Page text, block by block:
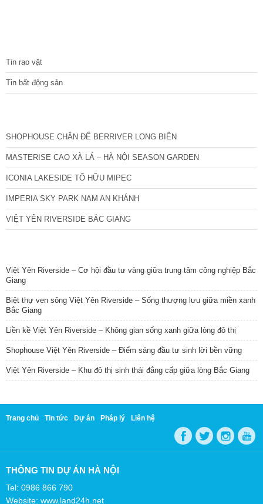
Tin rao vặt
Tin bất động sản
SHOPHOUSE CHÂN ĐẾ BERRIVER LONG BIÊN
MASTERISE CAO XÀ LÁ – HÀ NỘI SEASON GARDEN
ICONIA LAKESIDE TỐ HỮU MIPEC
IMPERIA SKY PARK NAM AN KHÁNH
VIỆT YÊN RIVERSIDE BẮC GIANG
Việt Yên Riverside – Cơ hội đầu tư vàng giữa trung tâm công nghiệp Bắc
Giang
Biệt thự ven sông Việt Yên Riverside – Sống thượng lưu giữa miền xanh
Bắc Giang
Liền kề Việt Yên Riverside – Không gian sống xanh giữa lòng đô thị
Shophouse Việt Yên Riverside – Điểm sáng đầu tư sinh lời bền vững
Việt Yên Riverside – Khu đô thị sinh thái đẳng cấp giữa lòng Bắc Giang
Trang chủ Tin tức Dự án Pháp lý Liên hệ
THÔNG TIN DỰ ÁN HÀ NỘI
Tel: 0986 866 790
Website: www.land24h.net